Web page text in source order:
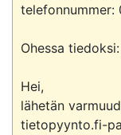
telefonnummer:
Ohessa tiedoksi:
Hei,
lähetän
tietopyynto.fi-